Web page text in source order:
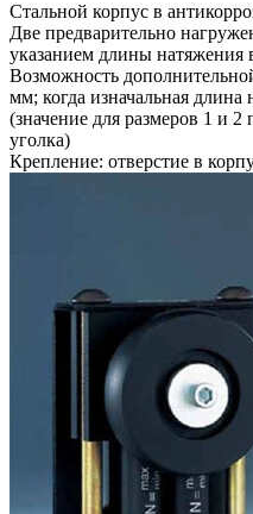
Стальной корпус в
Две предварительно
указанием длины натяжения
Возможность
мм; когда изначальная длина
(значение для размеров 1 и 2
уголка)
Крепление: отверстие в